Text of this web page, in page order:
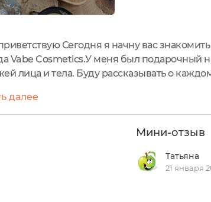
Сегодня я начну вас
Vabe Cosmetics.У меня был подарочный
лица и тела. Буду рассказывать о
(состав...
далее
Мини-отзыв
Татьяна
21 января